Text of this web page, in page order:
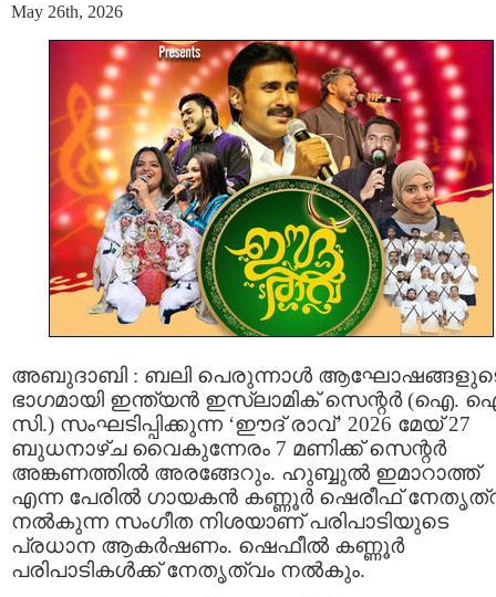
May 26th, 2026
അബുദാബി : ബലി പെരുന്നാൾ
ഭാഗമായി ഇന്ത്യൻ ഇസ്ലാമിക് സെന്റർ (ഐ.
സി.) സംഘടിപ്പിക്കുന്ന ‘ഈദ് രാവ്’ 2026 മേയ് 27
ബുധനാഴ്ച വൈകുന്നേരം 7 മണിക്ക് സെന്റർ
അങ്കണത്തിൽ അരങ്ങേറും. ഹുബ്ബുൽ ഇമാറാത്ത്
എന്ന പേരിൽ ഗായകൻ കണ്ണൂർ ഷെരീഫ്
നൽകുന്ന സംഗീത നിശയാണ് പരിപാടിയുടെ
പ്രധാന ആകർഷണം. ഷെഫീൽ കണ്ണൂർ
പരിപാടികൾക്ക് നേതൃത്വം നൽകും.